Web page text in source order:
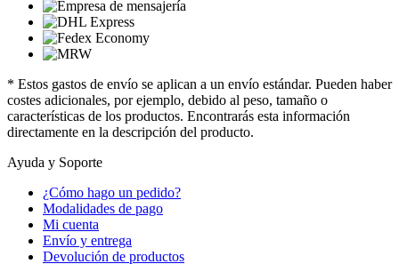
* Estos gastos de envío se aplican a un envío estándar. Pueden haber
costes adicionales, por ejemplo, debido al peso, tamaño o
características de los productos. Encontrarás esta información
directamente en la descripción del producto.
Ayuda y Soporte
¿Cómo hago un pedido?
Modalidades de pago
Mi cuenta
Envío y entrega
Devolución de productos